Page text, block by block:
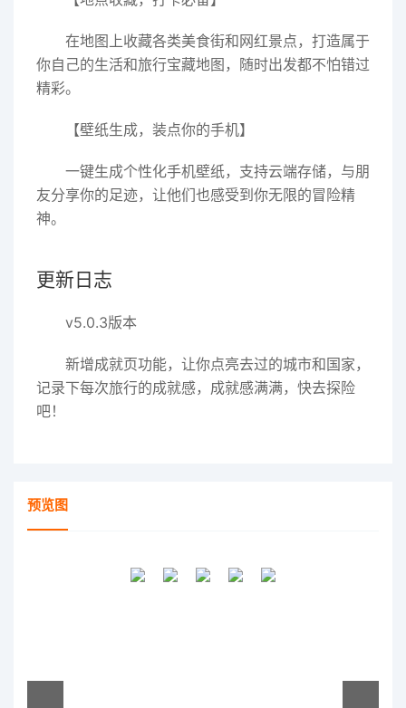
在地图上收藏各类美食街和网红景点，打造属于
你自己的生活和旅行宝藏地图，随时出发都不怕错过
精彩。
【壁纸生成，装点你的手机】
一键生成个性化手机壁纸，支持云端存储，与朋
友分享你的足迹，让他们也感受到你无限的冒险精
神。
更新日志
v5.0.3版本
新增成就页功能，让你点亮去过的城市和国家，
记录下每次旅行的成就感，成就感满满，快去探险
吧！
预览图